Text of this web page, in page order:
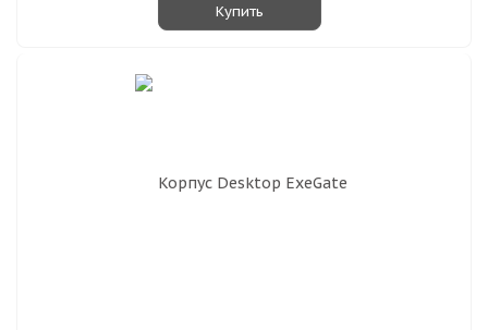
Купить